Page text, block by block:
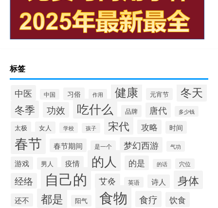
标签
中医 中国 习俗 作用 健康 元宵节 冬天
冬季 功效 吃什么 品牌 唐代 多少钱
太极 女人 学校 孩子 宋代 攻略 时间
春节 春节期间 是一个 梦幻西游 气功
游戏 男人 疫情 的人 的是 的话 穴位
经络 自己的 艾灸 英语 诗人 身体
还不 都是 阳气 食物 食疗 饮食